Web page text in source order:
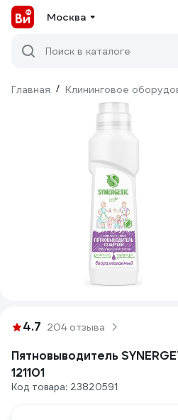
Москва
Поиск в каталоге
Главная / Клининговое
4.7 204 отзыва
Пятновыводитель
121101
Код товара: 23820591